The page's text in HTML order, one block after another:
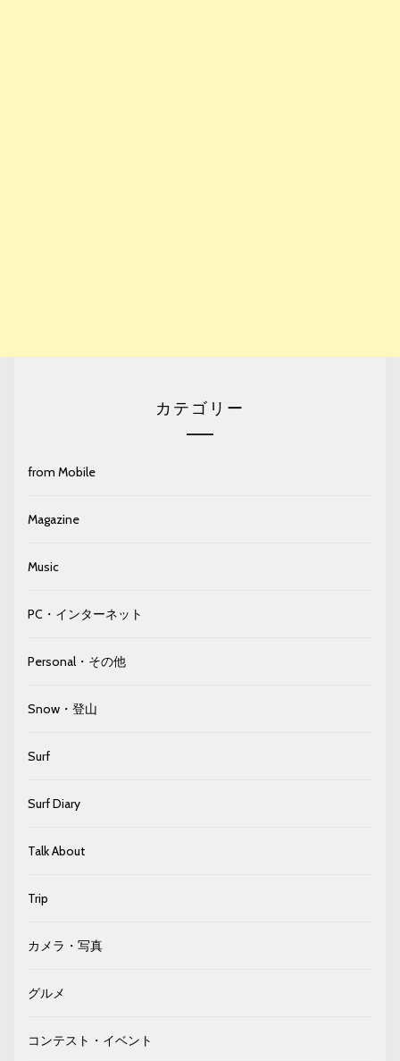
カテゴリー
from Mobile
Magazine
Music
PC・インターネット
Personal・その他
Snow・登山
Surf
Surf Diary
Talk About
Trip
カメラ・写真
グルメ
コンテスト・イベント